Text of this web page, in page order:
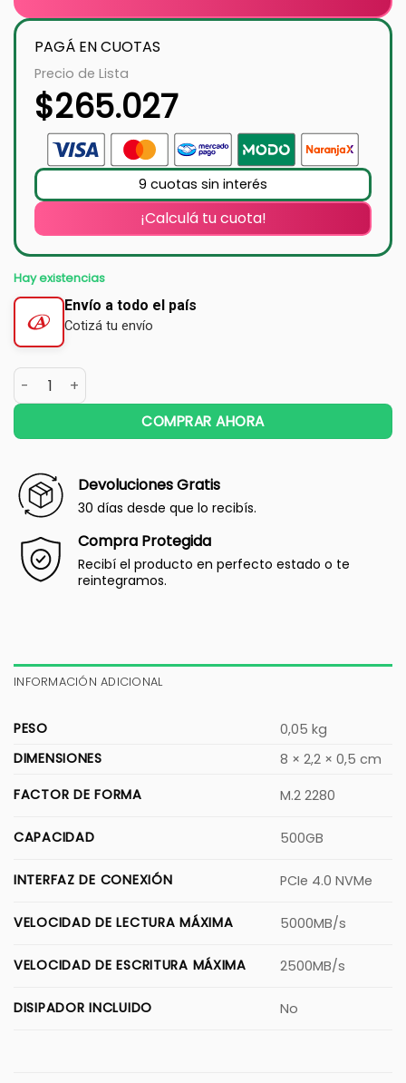
PAGÁ EN CUOTAS
Precio de Lista
$265.027
9 cuotas sin interés
¡Calculá tu cuota!
Hay existencias
Envío a todo el país
Cotizá tu envío
COMPRAR AHORA
Devoluciones Gratis
30 días desde que lo recibís.
Compra Protegida
Recibí el producto en perfecto estado o te
reintegramos.
INFORMACIÓN ADICIONAL
PESO
0,05 kg
DIMENSIONES
8 × 2,2 × 0,5 cm
FACTOR DE FORMA
M.2 2280
CAPACIDAD 500GB
INTERFAZ DE CONEXIÓN PCIe 4.0 NVMe
VELOCIDAD DE LECTURA MÁXIMA 5000MB/s
VELOCIDAD DE ESCRITURA MÁXIMA 2500MB/s
DISIPADOR INCLUIDO No